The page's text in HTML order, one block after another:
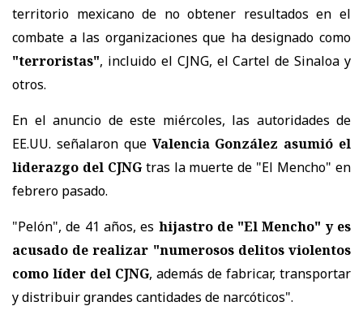
territorio mexicano de no obtener resultados en el
combate a las organizaciones que ha designado como
"terroristas", incluido el CJNG, el Cartel de Sinaloa y
otros.
En el anuncio de este miércoles, las autoridades de
EE.UU. señalaron queValencia González asumió el
liderazgo del CJNGtras la muerte de "El Mencho" en
febrero pasado.
"Pelón", de 41 años, es hijastro de "El Mencho" y es
acusado de realizar "numerosos delitos violentos
como líder del CJNG, además de fabricar, transportar
y distribuir grandes cantidades de narcóticos".